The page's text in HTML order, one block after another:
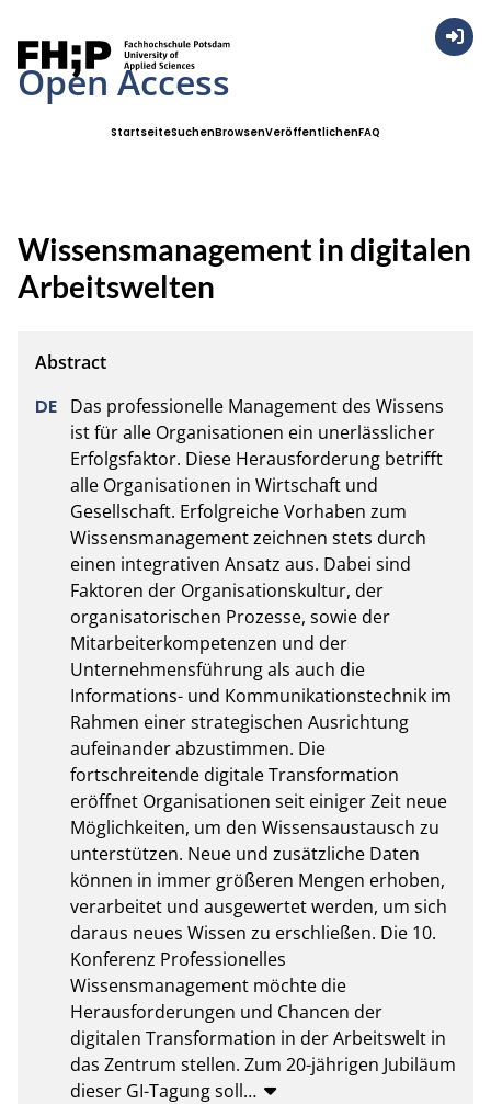
Open Access
StartseiteSuchenBrowsenVeröffentlichenFAQ
Wissensmanagement in digitalen
Arbeitswelten
Das professionelle Management des Wissens
ist für alle Organisationen ein unerlässlicher
Erfolgsfaktor. Diese Herausforderung betrifft
alle Organisationen in Wirtschaft und
Gesellschaft. Erfolgreiche Vorhaben zum
Wissensmanagement zeichnen stets durch
einen integrativen Ansatz aus. Dabei sind
Faktoren der Organisationskultur, der
organisatorischen Prozesse, sowie der
Mitarbeiterkompetenzen und der
Unternehmensführung als auch die
Informations- und Kommunikationstechnik im
Rahmen einer strategischen Ausrichtung
aufeinander abzustimmen. Die
fortschreitende digitale Transformation
eröffnet Organisationen seit einiger Zeit neue
Möglichkeiten, um den Wissensaustausch zu
unterstützen. Neue und zusätzliche Daten
können in immer größeren Mengen erhoben,
verarbeitet und ausgewertet werden, um sich
daraus neues Wissen zu erschließen. Die 10.
Konferenz Professionelles
Wissensmanagement möchte die
Herausforderungen und Chancen der
digitalen Transformation in der Arbeitswelt in
das Zentrum stellen. Zum 20-jährigen Jubiläum
dieser GI-Tagung soll…